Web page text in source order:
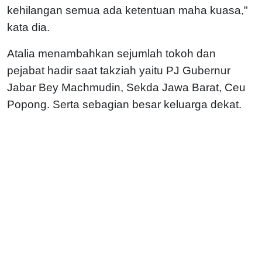
kehilangan semua ada ketentuan maha kuasa,"
kata dia.
Atalia menambahkan sejumlah tokoh dan
pejabat hadir saat takziah yaitu PJ Gubernur
Jabar Bey Machmudin, Sekda Jawa Barat, Ceu
Popong. Serta sebagian besar keluarga dekat.